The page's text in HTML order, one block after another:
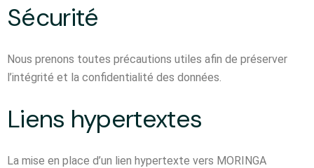
Sécurité
Nous prenons toutes précautions utiles afin de préserver
l’intégrité et la confidentialité des données.
Liens hypertextes
La mise en place d’un lien hypertexte vers MORINGA